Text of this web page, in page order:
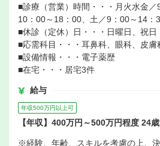
■診療（営業）時間・・・月火水金
10：00～18：00、土／9：00～14：
■休診（定休）日・・・日曜日、祝日
■応需科目・・・耳鼻科、眼科、皮膚
■設備情報・・・電子薬歴
■在宅・・・居宅3件
給与
年収500万円以上可
【年収】400万円～500万円程度 24
※経験、年齢、スキルを考慮の上、決